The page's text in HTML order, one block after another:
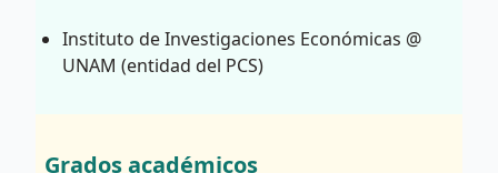
Instituto de Investigaciones Económicas @
UNAM (entidad del PCS)
Grados académicos